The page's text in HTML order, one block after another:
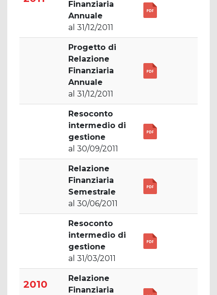
Finanziaria
Annuale
al 31/12/2011
Progetto di
Relazione
Finanziaria
Annuale
al 31/12/2011
Resoconto
intermedio di
gestione
al 30/09/2011
Relazione
Finanziaria
Semestrale
al 30/06/2011
Resoconto
intermedio di
gestione
al 31/03/2011
2010
Relazione
Finanziaria